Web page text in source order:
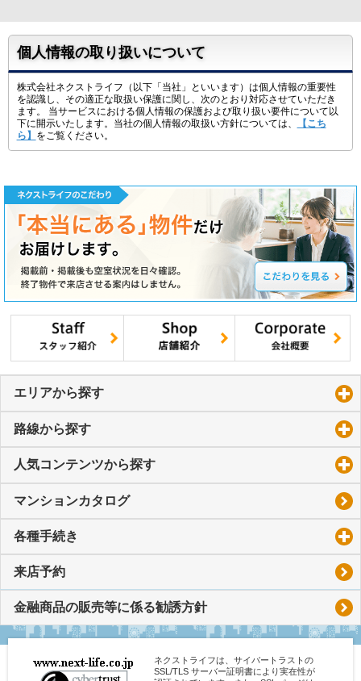
個人情報の取り扱いについて
株式会社ネクストライフ（以下「当社」といいます）は個人情報の重要性
を認識し、その適正な取扱い保護に関し、次のとおり対応させていただき
ます。 当サービスにおける個人情報の保護および取り扱い要件について以
下に開示いたします。当社の個人情報の取扱い方針については、
【こち
ら】
をご覧ください。
エリアから探す
路線から探す
人気コンテンツから探す
マンションカタログ
各種手続き
来店予約
金融商品の販売等に係る勧誘方針
ネクストライフは、サイバートラストの
SSL/TLS サーバー証明書により実在性が